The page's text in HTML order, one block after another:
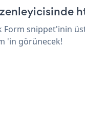
Form snippet'inin
'in görünecek!